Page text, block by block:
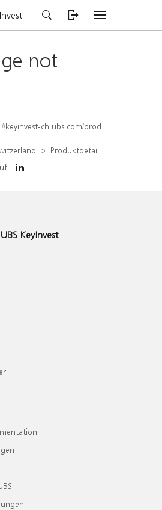
not
ch.ubs.com/produkt/detail/index/isin/CH1570513999
Produktdetail
KeyInvest